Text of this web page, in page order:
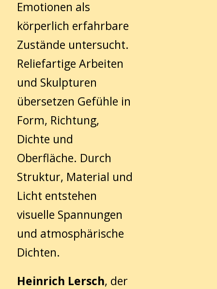
Emotionen als
körperlich erfahrbare
Zustände untersucht.
Reliefartige Arbeiten
und Skulpturen
übersetzen Gefühle in
Form, Richtung,
Dichte und
Oberfläche. Durch
Struktur, Material und
Licht entstehen
visuelle Spannungen
und atmosphärische
Dichten.
Heinrich Lersch, der